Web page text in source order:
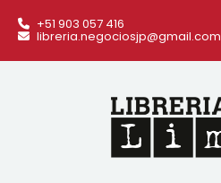
+51 903 057 416
libreria.negociosjp@gmail.com